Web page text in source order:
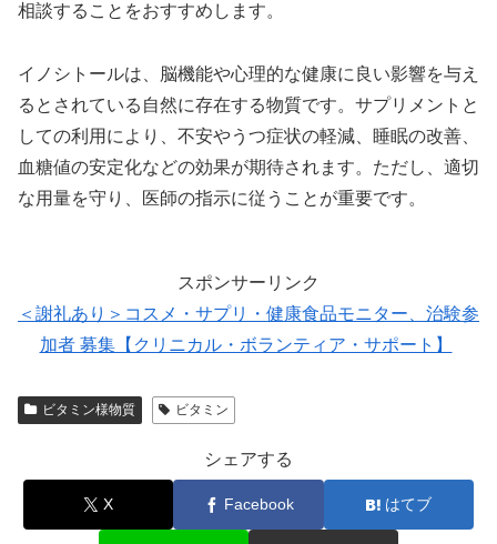
相談することをおすすめします。
イノシトールは、脳機能や心理的な健康に良い影響を与え
るとされている自然に存在する物質です。サプリメントと
しての利用により、不安やうつ症状の軽減、睡眠の改善、
血糖値の安定化などの効果が期待されます。ただし、適切
な用量を守り、医師の指示に従うことが重要です。
スポンサーリンク
＜謝礼あり＞コスメ・サプリ・健康食品モニター、治験参
加者 募集【クリニカル・ボランティア・サポート】
ビタミン様物質 ビタミン
シェアする
X Facebook はてブ